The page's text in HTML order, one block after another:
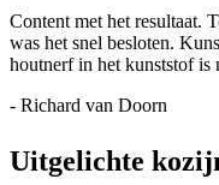
Content met het resultaat.
was het snel besloten.
houtnerf in het kunststof is
- Richard van Doorn
Uitgelichte